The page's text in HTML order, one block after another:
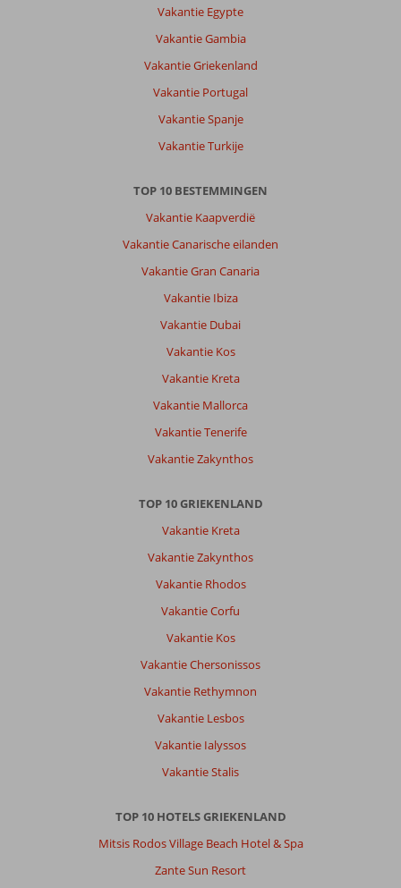
Vakantie Egypte
Vakantie Gambia
Vakantie Griekenland
Vakantie Portugal
Vakantie Spanje
Vakantie Turkije
TOP 10 BESTEMMINGEN
Vakantie Kaapverdië
Vakantie Canarische eilanden
Vakantie Gran Canaria
Vakantie Ibiza
Vakantie Dubai
Vakantie Kos
Vakantie Kreta
Vakantie Mallorca
Vakantie Tenerife
Vakantie Zakynthos
TOP 10 GRIEKENLAND
Vakantie Kreta
Vakantie Zakynthos
Vakantie Rhodos
Vakantie Corfu
Vakantie Kos
Vakantie Chersonissos
Vakantie Rethymnon
Vakantie Lesbos
Vakantie Ialyssos
Vakantie Stalis
TOP 10 HOTELS GRIEKENLAND
Mitsis Rodos Village Beach Hotel & Spa
Zante Sun Resort